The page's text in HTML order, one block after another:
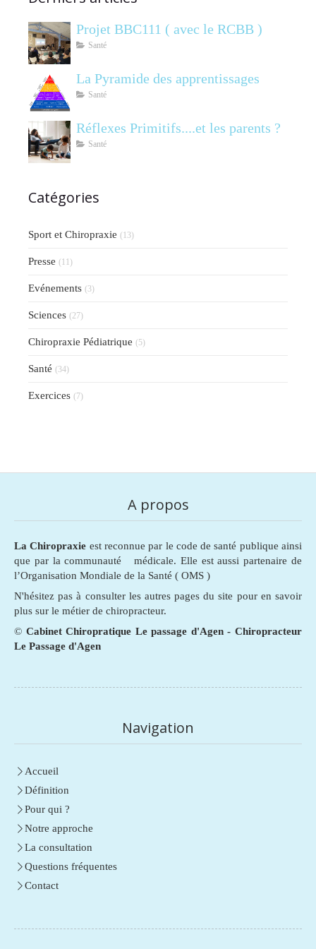
Projet BBC111 ( avec le RCBB )
Santé
La Pyramide des apprentissages
Santé
Réflexes Primitifs....et les parents ?
Santé
Catégories
Sport et Chiropraxie (13)
Presse (11)
Evénements (3)
Sciences (27)
Chiropraxie Pédiatrique (5)
Santé (34)
Exercices (7)
A propos
La Chiropraxie est reconnue par le code de santé publique ainsi
que par la communauté médicale. Elle est aussi partenaire de
l’Organisation Mondiale de la Santé ( OMS )
N'hésitez pas à consulter les autres pages du site pour en savoir
plus sur le métier de chiropracteur.
© Cabinet Chiropratique Le passage d'Agen - Chiropracteur
Le Passage d'Agen
Navigation
Accueil
Définition
Pour qui ?
Notre approche
La consultation
Questions fréquentes
Contact